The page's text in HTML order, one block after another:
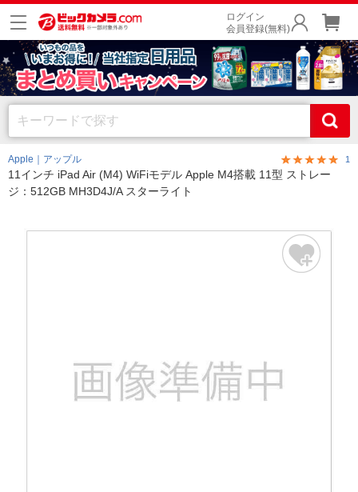
ログイン
会員登録(無料)
Apple｜アップル 1
11インチ iPad Air (M4) WiFiモデル Apple M4搭載 11型 ストレー
ジ：512GB MH3D4J/A スターライト